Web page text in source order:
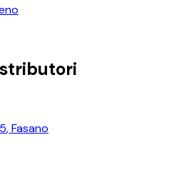
,Fasano